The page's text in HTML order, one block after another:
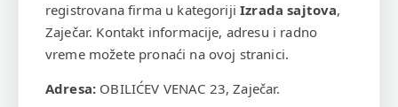
registrovana firma u kategorijiIzrada sajtova,
Zaječar. Kontakt informacije, adresu i radno
vreme možete pronaći na ovoj stranici.
Adresa: OBILIĆEV VENAC 23, Zaječar.